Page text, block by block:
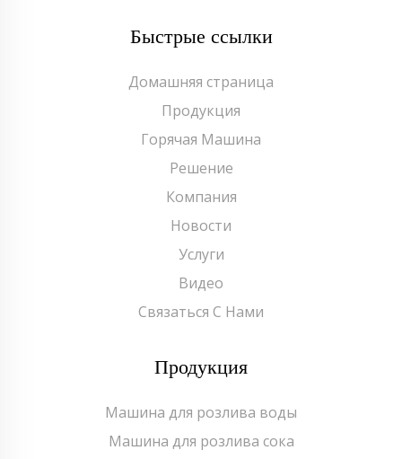
Быстрые ссылки
Домашняя страница
Продукция
Горячая Машина
Решение
Компания
Новости
Услуги
Видео
Связаться С Нами
Продукция
Машина для розлива воды
Машина для розлива сока